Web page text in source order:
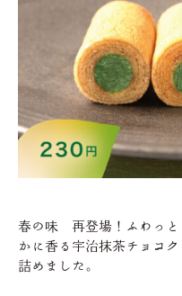
春の味 再登場！ふわっと
かに香る宇治抹茶チョコク
詰めました。